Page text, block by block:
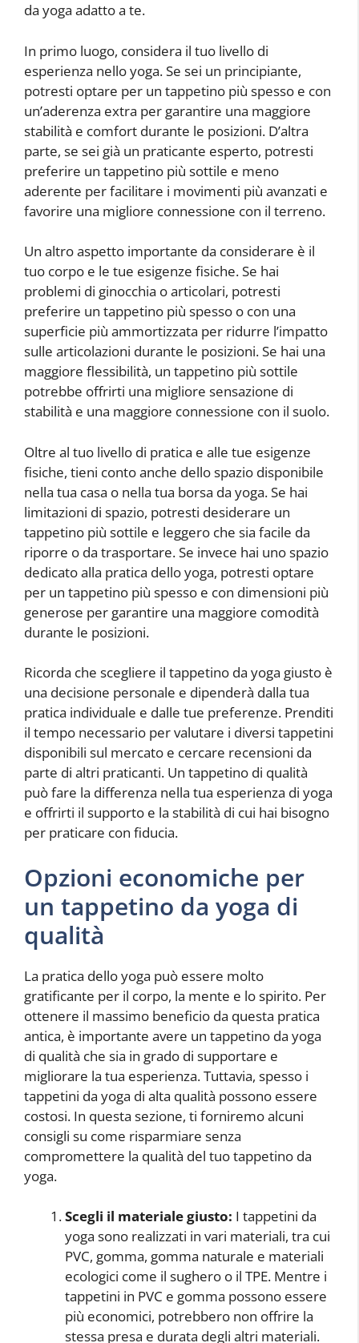
da yoga adatto a te.
In primo luogo, considera il tuo livello di
esperienza nello yoga. Se sei un principiante,
potresti optare per un tappetino più spesso e con
un’aderenza extra per garantire una maggiore
stabilità e comfort durante le posizioni. D’altra
parte, se sei già un praticante esperto, potresti
preferire un tappetino più sottile e meno
aderente per facilitare i movimenti più avanzati e
favorire una migliore connessione con il terreno.
Un altro aspetto importante da considerare è il
tuo corpo e le tue esigenze fisiche. Se hai
problemi di ginocchia o articolari, potresti
preferire un tappetino più spesso o con una
superficie più ammortizzata per ridurre l’impatto
sulle articolazioni durante le posizioni. Se hai una
maggiore flessibilità, un tappetino più sottile
potrebbe offrirti una migliore sensazione di
stabilità e una maggiore connessione con il suolo.
Oltre al tuo livello di pratica e alle tue esigenze
fisiche, tieni conto anche dello spazio disponibile
nella tua casa o nella tua borsa da yoga. Se hai
limitazioni di spazio, potresti desiderare un
tappetino più sottile e leggero che sia facile da
riporre o da trasportare. Se invece hai uno spazio
dedicato alla pratica dello yoga, potresti optare
per un tappetino più spesso e con dimensioni più
generose per garantire una maggiore comodità
durante le posizioni.
Ricorda che scegliere il tappetino da yoga giusto è
una decisione personale e dipenderà dalla tua
pratica individuale e dalle tue preferenze. Prenditi
il tempo necessario per valutare i diversi tappetini
disponibili sul mercato e cercare recensioni da
parte di altri praticanti. Un tappetino di qualità
può fare la differenza nella tua esperienza di yoga
e offrirti il supporto e la stabilità di cui hai bisogno
per praticare con fiducia.
Opzioni economiche per
un tappetino da yoga di
qualità
La pratica dello yoga può essere molto
gratificante per il corpo, la mente e lo spirito. Per
ottenere il massimo beneficio da questa pratica
antica, è importante avere un tappetino da yoga
di qualità che sia in grado di supportare e
migliorare la tua esperienza. Tuttavia, spesso i
tappetini da yoga di alta qualità possono essere
costosi. In questa sezione, ti forniremo alcuni
consigli su come risparmiare senza
compromettere la qualità del tuo tappetino da
yoga.
Scegli il materiale giusto: I tappetini da
yoga sono realizzati in vari materiali, tra cui
PVC, gomma, gomma naturale e materiali
ecologici come il sughero o il TPE. Mentre i
tappetini in PVC e gomma possono essere
più economici, potrebbero non offrire la
stessa presa e durata degli altri materiali.